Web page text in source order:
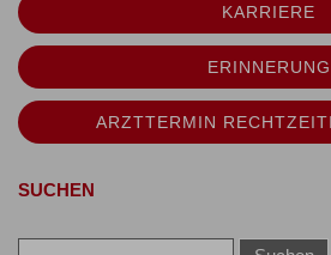
KARRIERE
ERINNERUNG
ARZTTERMIN
SUCHEN